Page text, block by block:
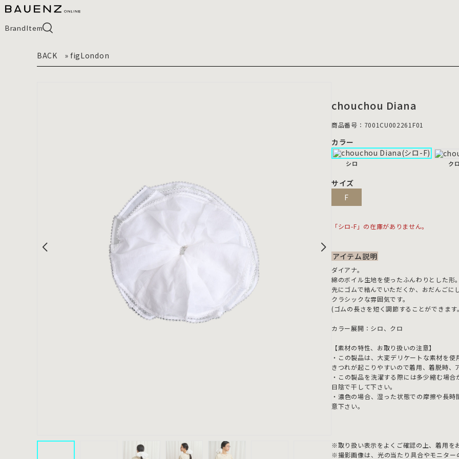
BrandItem
BACK » figLondon
chouchou Diana
商品番号：7001CU002261F01
カラー
シロ クロ
サイズ
F
「シロ-F」の在庫がありません。
アイテム説明
ダイアナ。
綿のボイル生地を使ったふんわりとした形。
先にゴムで結んでいただくか、おだんごに
クラシックな雰囲気です。
(ゴムの長さを短く調節することができます
カラー展開：シロ、クロ
【素材の特性、お取り扱いの注意】
・この製品は、大変デリケートな素材を
きつれが起こりやすいので着用、着脱時、
・この製品を洗濯する際には多少縮む場
日陰で干して下さい。
・濃色の場合、湿った状態での摩擦や長
意下さい。
※取り扱い表示をよくご確認の上、着用を
※撮影画像は、光の当たり具合やモニター